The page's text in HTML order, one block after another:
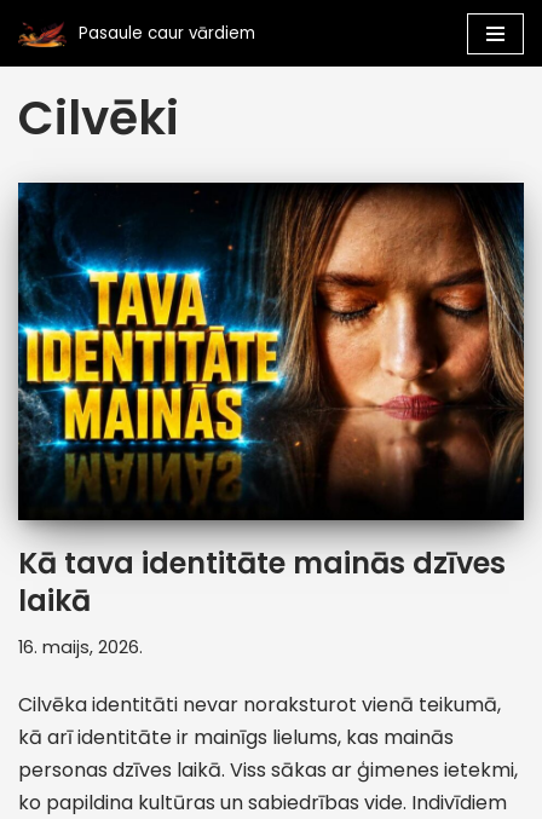
Skip
to
content
Pasaule caur vārdiem
Cilvēki
Kā tava identitāte mainās dzīves
laikā
16. maijs, 2026.
Cilvēka identitāti nevar noraksturot vienā teikumā,
kā arī identitāte ir mainīgs lielums, kas mainās
personas dzīves laikā. Viss sākas ar ģimenes ietekmi,
ko papildina kultūras un sabiedrības vide. Indivīdiem